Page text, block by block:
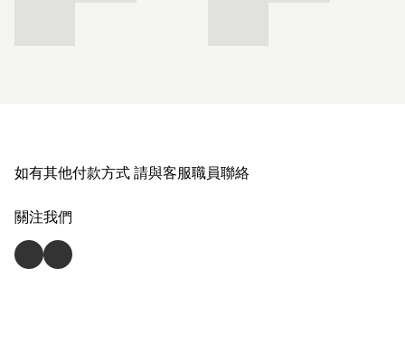
如有其他付款方式 請與客服職員聯絡
關注我們